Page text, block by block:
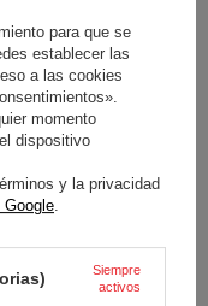
TEAM ASTON
F1
para que se
establecer las
a las cookies
momento
dispositivo
y la privacidad
Google.
Siempre
activos